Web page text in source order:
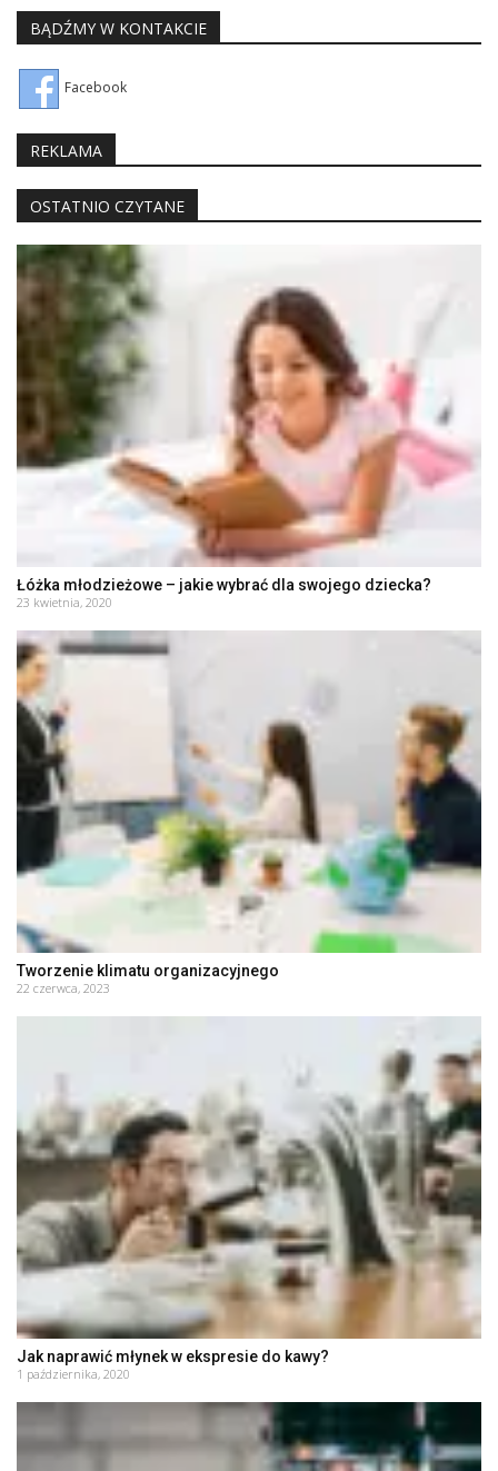
BĄDŹMY W KONTAKCIE
Facebook
REKLAMA
OSTATNIO CZYTANE
Łóżka młodzieżowe – jakie wybrać dla swojego dziecka?
23 kwietnia, 2020
Tworzenie klimatu organizacyjnego
22 czerwca, 2023
Jak naprawić młynek w ekspresie do kawy?
1 października, 2020